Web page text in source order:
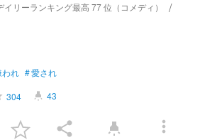
イリーランキング最高 77 位（コメディ）
われ #愛され
304 highlight 43
share highlight more_vert